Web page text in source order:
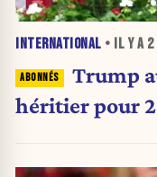
INTERNATIONAL • IL Y A 2
Trump
héritier pour